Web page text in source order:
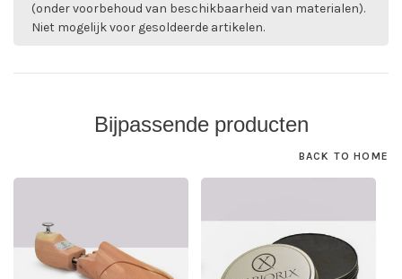
(onder voorbehoud van beschikbaarheid van materialen).
Niet mogelijk voor gesoldeerde artikelen.
Bijpassende producten
BACK TO HOME